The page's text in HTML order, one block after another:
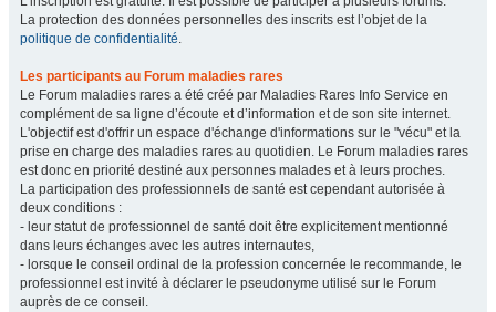
La protection des données personnelles des inscrits est l’objet de la
politique de confidentialité.
Les participants au Forum maladies rares
Le Forum maladies rares a été créé par Maladies Rares Info Service en
complément de sa ligne d’écoute et d’information et de son site internet.
L'objectif est d'offrir un espace d'échange d'informations sur le "vécu" et la
prise en charge des maladies rares au quotidien. Le Forum maladies rares
est donc en priorité destiné aux personnes malades et à leurs proches.
La participation des professionnels de santé est cependant autorisée à
deux conditions :
- leur statut de professionnel de santé doit être explicitement mentionné
dans leurs échanges avec les autres internautes,
- lorsque le conseil ordinal de la profession concernée le recommande, le
professionnel est invité à déclarer le pseudonyme utilisé sur le Forum
auprès de ce conseil.